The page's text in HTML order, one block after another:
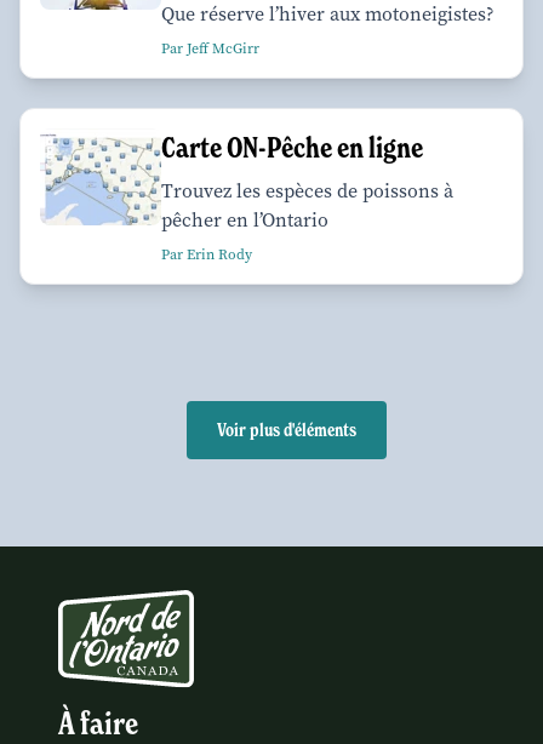
Que réserve l’hiver aux motoneigistes?
Par Jeff McGirr
Carte ON-Pêche en ligne
Trouvez les espèces de poissons à
pêcher en l’Ontario
Par Erin Rody
Voir plus d'éléments
À faire